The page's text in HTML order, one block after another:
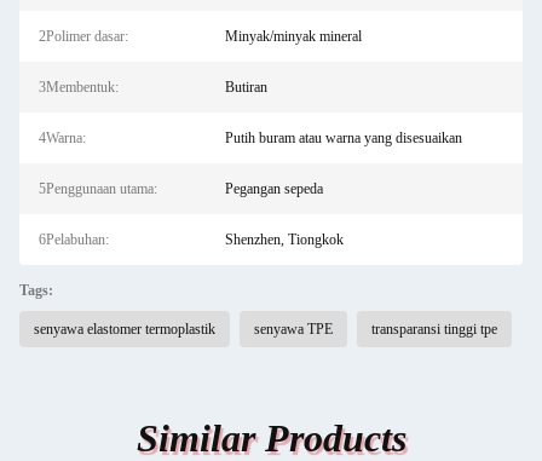
2Polimer dasar: Minyak/minyak mineral
3Membentuk: Butiran
4Warna: Putih buram atau warna yang disesuaikan
5Penggunaan utama: Pegangan sepeda
6Pelabuhan: Shenzhen, Tiongkok
Tags:
senyawa elastomer termoplastik senyawa TPE transparansi tinggi tpe
Similar Products